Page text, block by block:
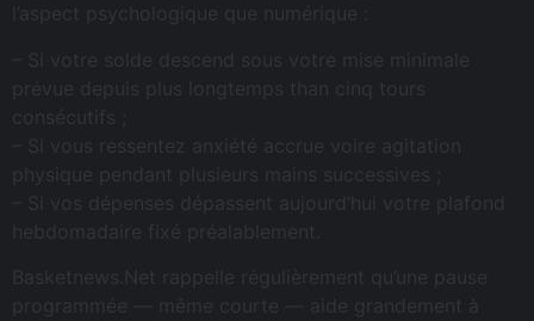
l’aspect psychologique que numérique :
– Si votre solde descend sous votre mise minimale
prévue depuis plus longtemps than cinq tours
consécutifs ;
– Si vous ressentez anxiété accrue voire agitation
physique pendant plusieurs mains successives ;
– Si vos dépenses dépassent aujourd’hui votre plafond
hebdomadaire fixé préalablement.
Basketnews.Net rappelle régulièrement qu’une pause
programmée — même courte — aide grandement à